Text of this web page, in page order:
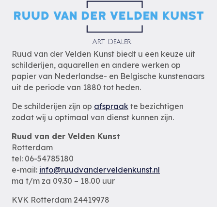
Ruud van der Velden Kunst biedt u een keuze uit
schilderijen, aquarellen en andere werken op
papier van Nederlandse- en Belgische kunstenaars
uit de periode van 1880 tot heden.
De schilderijen zijn op afspraak te bezichtigen
zodat wij u optimaal van dienst kunnen zijn.
Ruud van der Velden Kunst
Rotterdam
tel: 06-54785180
e-mail: info@ruudvanderveldenkunst.nl
ma t/m za 09.30 – 18.00 uur
KVK Rotterdam 24419978